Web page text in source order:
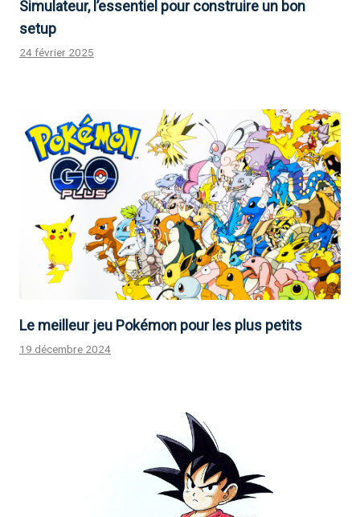
Simulateur, l’essentiel pour construire un bon
setup
24 février 2025
Le meilleur jeu Pokémon pour les plus petits
19 décembre 2024